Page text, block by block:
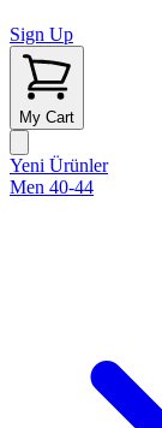
Sign Up
My Cart
Yeni Ürünler
Men 40-44